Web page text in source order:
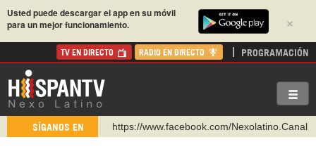
×
Usted puede descargar el app en su móvil
para un mejor funcionamiento.
TV EN DIRECTO RADIO EN DIRECTO PROGRAMACIÓN
SÍGANOS EN
https://www.facebook.com/Nexolatino.Canal